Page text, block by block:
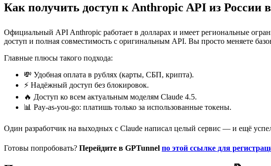
Как получить доступ к Anthropic API из России
Официальный API Anthropic работает в долларах и имеет региональные
доступ и полная совместимость с оригинальным API. Вы просто меняете
Главные плюсы такого подхода:
💸 Удобная оплата в рублях (карты, СБП, крипта).
⚡ Надёжный доступ без блокировок.
🔥 Доступ ко всем актуальным моделям Claude 4.5.
📊 Pay-as-you-go: платишь только за использованные токены.
Один разработчик на выходных с Claude написал целый сервис — и ещё
Готовы попробовать? Перейдите в GPTunnel по этой ссылке для